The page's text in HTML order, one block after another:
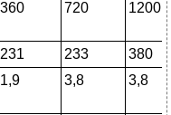
360 720 1200
231 233
380
1,9 3,8 3,8